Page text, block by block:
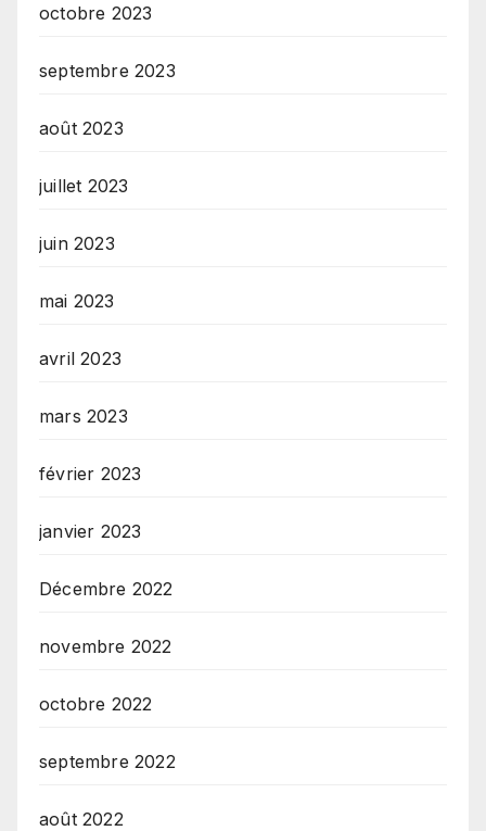
octobre 2023
septembre 2023
août 2023
juillet 2023
juin 2023
mai 2023
avril 2023
mars 2023
février 2023
janvier 2023
Décembre 2022
novembre 2022
octobre 2022
septembre 2022
août 2022